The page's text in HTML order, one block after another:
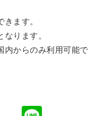
ます。
ります。
内からのみ利用可能で